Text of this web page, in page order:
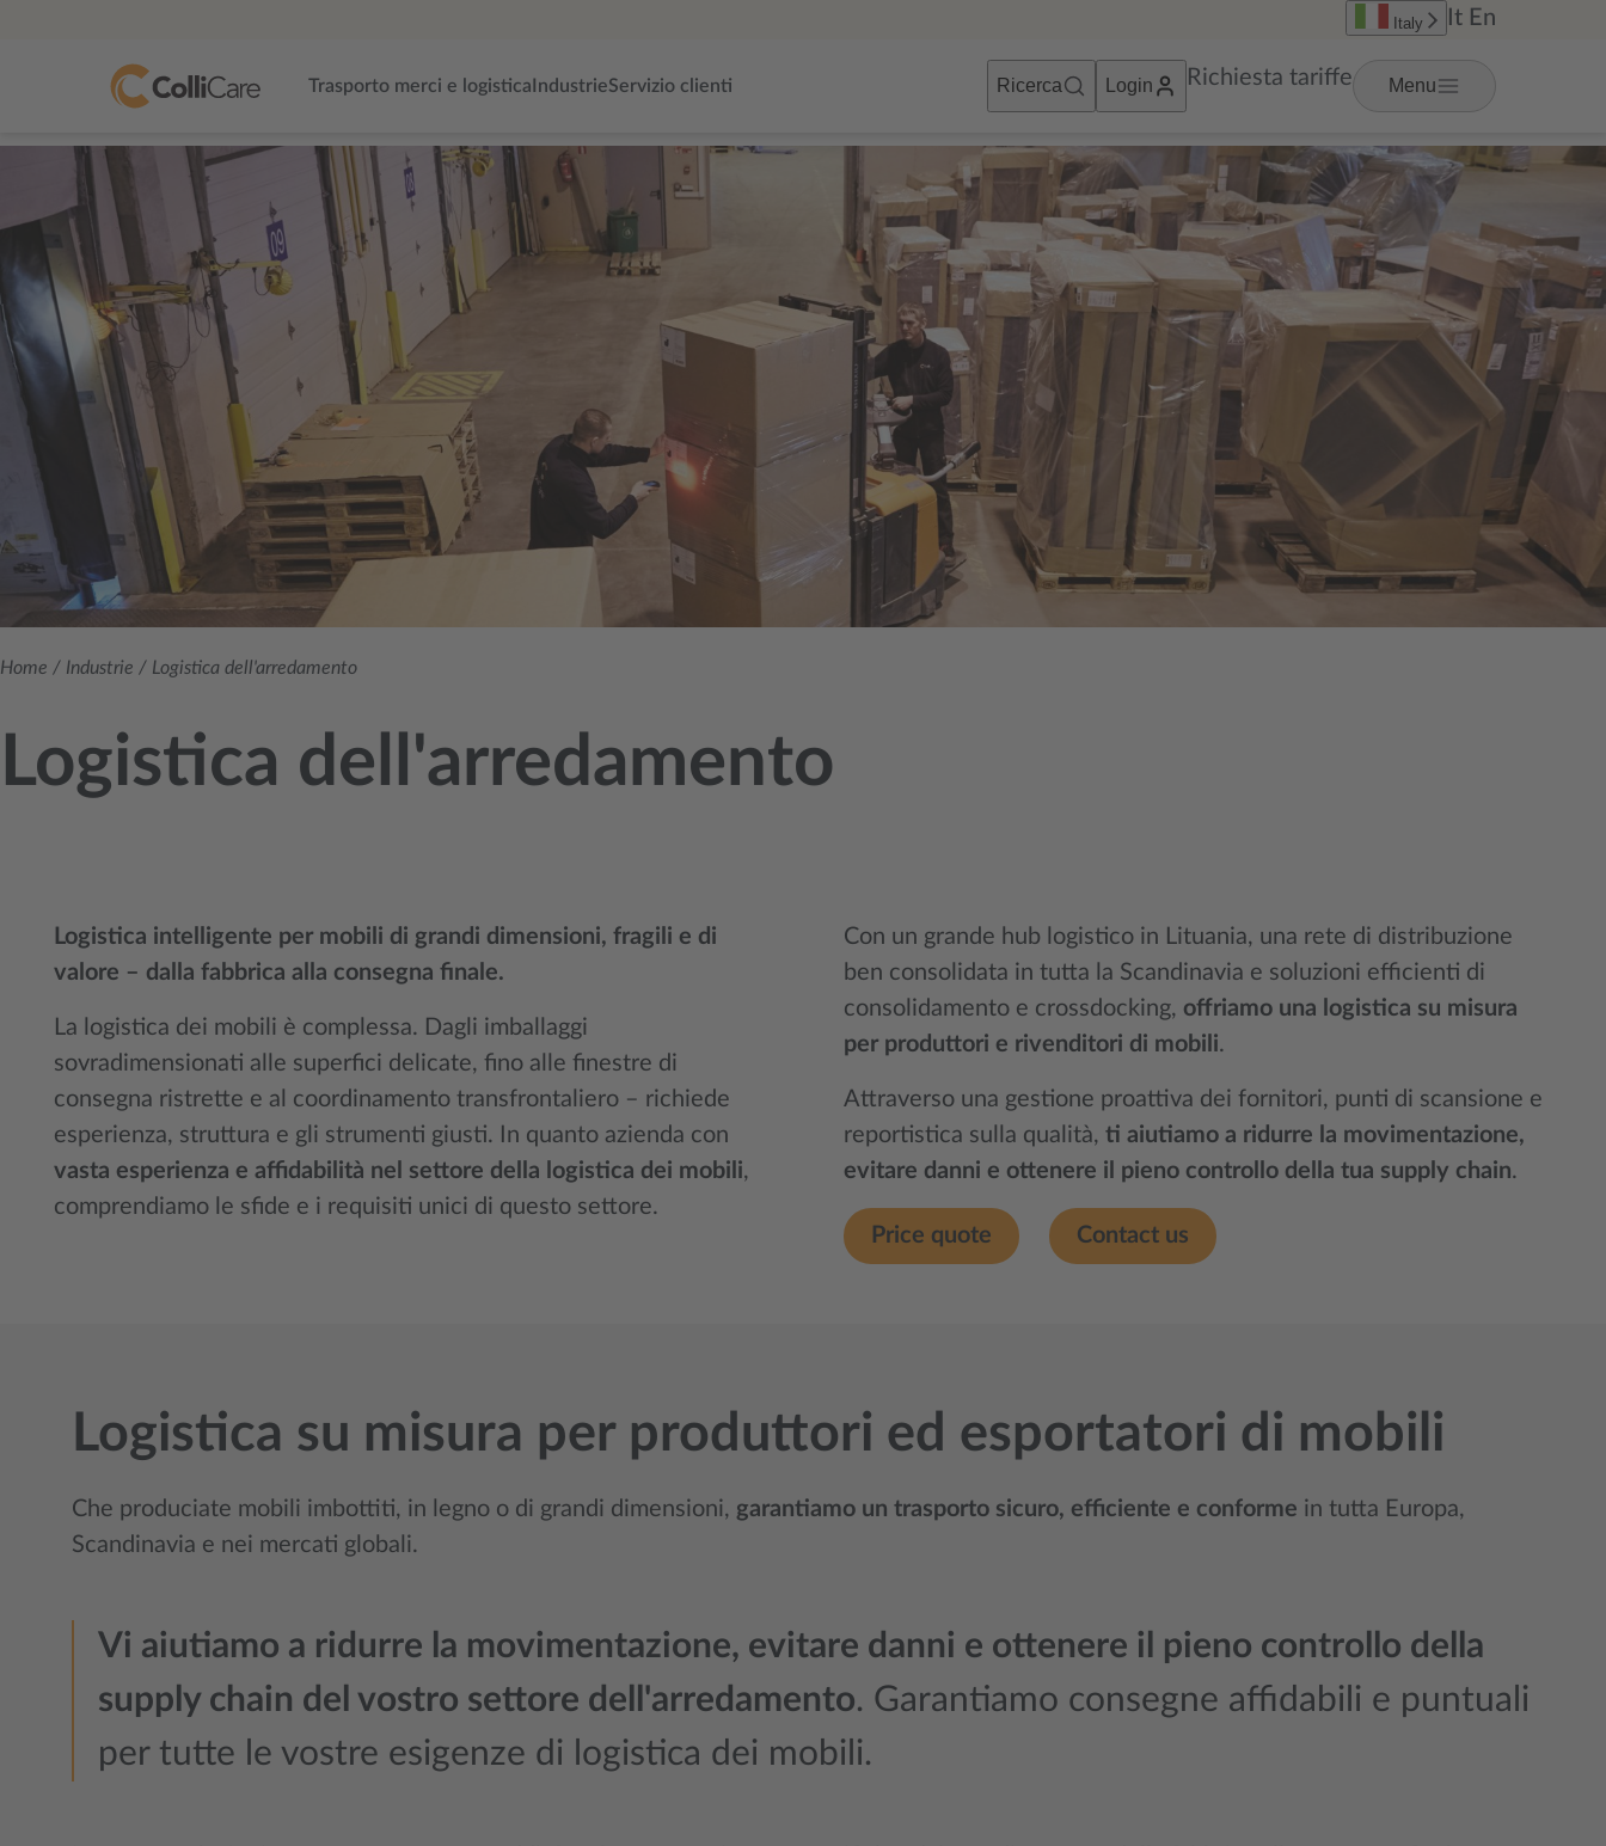
Trasporto merci e logistica IndustrieServizio clienti Ricerca Login Richiesta tariffe Menu
Italy It En
Home / Industrie / Logistica dell'arredamento
Logistica dell'arredamento
Logistica intelligente per mobili di grandi dimensioni, fragili e di
valore – dalla fabbrica alla consegna finale.
La logistica dei mobili è complessa. Dagli imballaggi
sovradimensionati alle superfici delicate, fino alle finestre di
consegna ristrette e al coordinamento transfrontaliero – richiede
esperienza, struttura e gli strumenti giusti. In quanto azienda con
vasta esperienza e affidabilità nel settore della logistica dei mobili,
comprendiamo le sfide e i requisiti unici di questo settore.
Con un grande hub logistico in Lituania, una rete di distribuzione
ben consolidata in tutta la Scandinavia e soluzioni efficienti di
consolidamento e crossdocking, offriamo una logistica su misura
per produttori e rivenditori di mobili.
Attraverso una gestione proattiva dei fornitori, punti di scansione e
reportistica sulla qualità,ti aiutiamo a ridurre la movimentazione,
evitare danni e ottenere il pieno controllo della tua supply chain.
Price quote Contact us
Logistica su misura per produttori ed esportatori di mobili
Che produciate mobili imbottiti, in legno o di grandi dimensioni, garantiamo un trasporto sicuro, efficiente e conforme in tutta Europa,
Scandinavia e nei mercati globali.
Vi aiutiamo a ridurre la movimentazione, evitare danni e ottenere il pieno controllo della
supply chain del vostro settore dell'arredamento. Garantiamo consegne affidabili e puntuali
per tutte le vostre esigenze di logistica dei mobili.